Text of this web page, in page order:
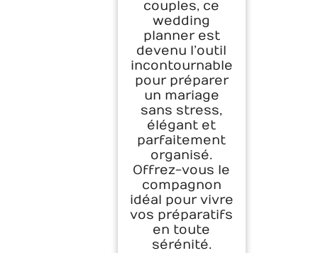
couples, ce
wedding
planner est
devenu l’outil
incontournable
pour préparer
un mariage
sans stress,
élégant et
parfaitement
organisé.
Offrez-vous le
compagnon
idéal pour vivre
vos préparatifs
en toute
sérénité.